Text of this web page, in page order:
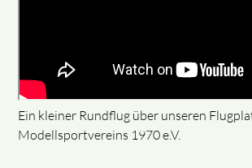
Ein kleiner Rundflug über unseren
Modellsportvereins 1970 e.V.